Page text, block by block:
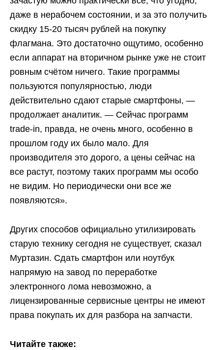
даже в нерабочем состоянии, и за это получить
скидку 15-20 тысяч рублей на покупку
флагмана. Это достаточно ощутимо, особенно
если аппарат на вторичном рынке уже не стоит
ровным счётом ничего. Такие программы
пользуются популярностью, люди
действительно сдают старые смартфоны, —
продолжает аналитик. — Сейчас программ
trade-in, правда, не очень много, особенно в
прошлом году их было мало. Для
производителя это дорого, а цены сейчас на
все растут, поэтому таких программ мы особо
не видим. Но периодически они все же
появляются».
Других способов официально утилизировать
старую технику сегодня не существует, сказал
Муртазин. Сдать смартфон или ноутбук
напрямую на завод по переработке
электронного лома невозможно, а
лицензированные сервисные центры не имеют
права покупать их для разбора на запчасти.
Читайте также: